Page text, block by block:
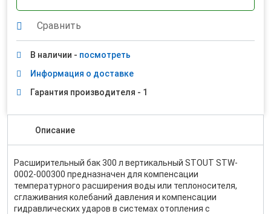
Сравнить
В наличии - посмотреть
Информация о доставке
Гарантия производителя - 1
Описание
Расширительный бак 300 л вертикальный STOUT STW-
0002-000300 предназначен для компенсации
температурного расширения воды или теплоносителя,
сглаживания колебаний давления и компенсации
гидравлических ударов в системах отопления с